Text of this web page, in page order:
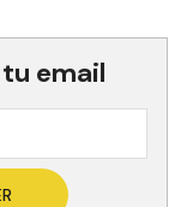
email